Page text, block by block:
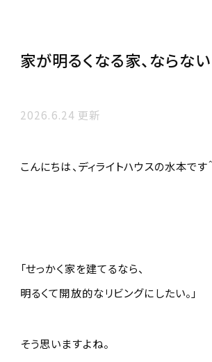
家が明るくなる家、ならな
2026.6.24 更新
こんにちは、ディライトハウスの水本です＾
「せっかく家を建てるなら、
明るくて開放的なリビングにしたい。」
そう思いますよね。